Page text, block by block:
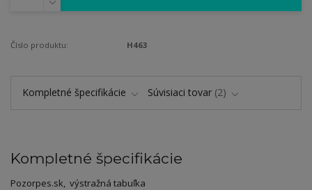
Číslo produktu: H463
Kompletné špecifikácie Súvisiaci tovar 2
Kompletné špecifikácie
Pozorpes.sk, výstražná tabuľka